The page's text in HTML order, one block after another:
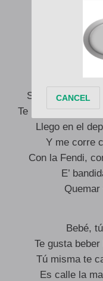
Tranquila,
Pero
E’
Son como diez
Te lo vo’ a meter
Llego en el
Y me corre
Con la Fendi,
E’
Bebé,
Te gusta
Tú misma te
Es calle la